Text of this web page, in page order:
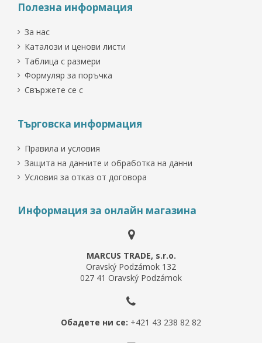
Полезна информация
За нас
Каталози и ценови листи
Таблица с размери
Формуляр за поръчка
Свържете се с
Търговска информация
Правила и условия
Защита на данните и обработка на данни
Условия за отказ от договора
Информация за онлайн магазина
MARCUS TRADE, s.r.o.
Oravský Podzámok 132
027 41 Oravský Podzámok
Обадете ни се: +421 43 238 82 82